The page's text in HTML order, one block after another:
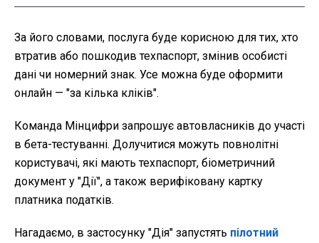
За його словами, послуга буде корисною для тих, хто
втратив або пошкодив техпаспорт, змінив особисті
дані чи номерний знак. Усе можна буде оформити
онлайн — "за кілька кліків".
Команда Мінцифри запрошує автовласників до участі
в бета-тестуванні. Долучитися можуть повнолітні
користувачі, які мають техпаспорт, біометричний
документ у "Дії", а також верифіковану картку
платника податків.
Нагадаємо, в застосунку "Дія" запустять пілотний